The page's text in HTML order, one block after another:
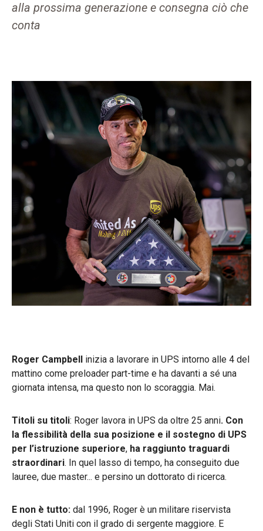
alla prossima generazione e consegna ciò che
conta
Roger Campbell inizia a lavorare in UPS intorno alle 4 del
mattino come preloader part-time e ha davanti a sé una
giornata intensa, ma questo non lo scoraggia. Mai.
Titoli su titoli: Roger lavora in UPS da oltre 25 anni. Con
la flessibilità della sua posizione e il sostegno di UPS
per l’istruzione superiore, ha raggiunto traguardi
straordinari. In quel lasso di tempo, ha conseguito due
lauree, due master... e persino un dottorato di ricerca.
E non è tutto: dal 1996, Roger è un militare riservista
degli Stati Uniti con il grado di sergente maggiore. E